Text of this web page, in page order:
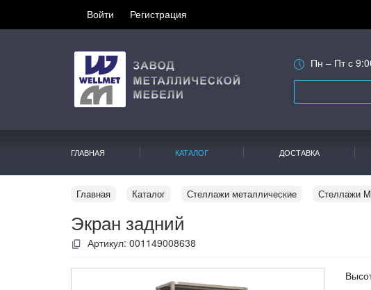
Войти Регистрация
Пн – Пт с
ГЛАВНАЯ КАТАЛОГ ДОСТАВКА
Главная Каталог Стеллажи металлические Стеллажи
Экран задний
Артикул: 001149008638